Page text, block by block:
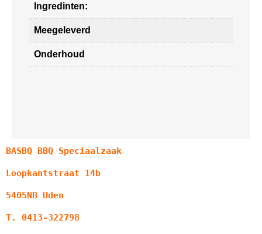
Ingredinten:
Meegeleverd
Onderhoud
BASBQ BBQ Speciaalzaak
Loopkantstraat 14b
5405NB Uden
T. 0413-322798